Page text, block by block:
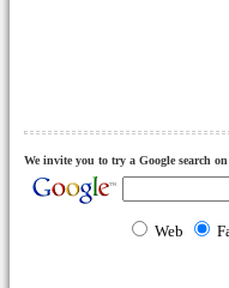
We invite you to try a Google search
Web